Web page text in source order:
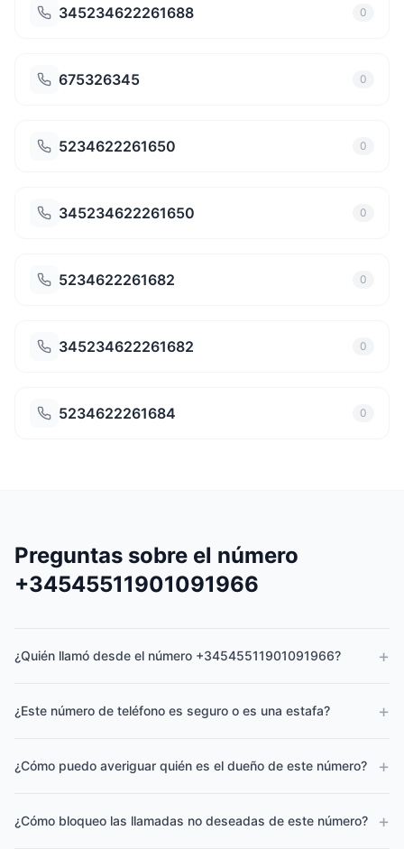
345234622261688 0
675326345 0
5234622261650 0
345234622261650 0
5234622261682 0
345234622261682 0
5234622261684 0
Preguntas sobre el número
+34545511901091966
¿Quién llamó desde el número +34545511901091966? +
¿Este número de teléfono es seguro o es una estafa? +
¿Cómo puedo averiguar quién es el dueño de este número? +
¿Cómo bloqueo las llamadas no deseadas de este número? +